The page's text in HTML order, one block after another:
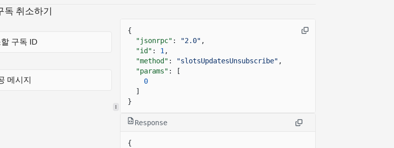
독 취소하기
구독 ID
메시지
{
"jsonrpc" : "2.0" ,
"id" : 1,
"method" : "slotsUpdatesUnsubscribe" ,
"params" : [
0
]
}
Response
{